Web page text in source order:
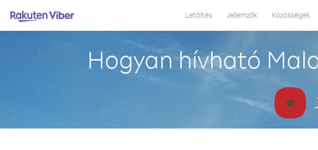
Letöltés Jellemzők Közösségek
Hogyan hívható